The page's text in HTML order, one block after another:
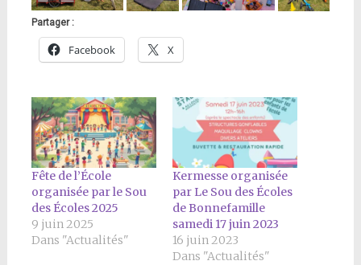
Partager :
Facebook X
Fête de l’École
organisée par le Sou
des Écoles 2025
9 juin 2025
Dans "Actualités"
Kermesse organisée
par Le Sou des Écoles
de Bonnefamille
samedi 17 juin 2023
16 juin 2023
Dans "Actualités"